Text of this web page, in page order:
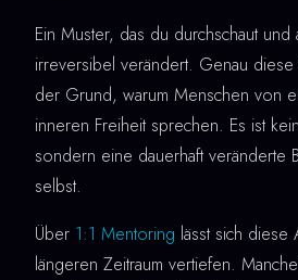
Ein Muster, das du durchschaut und
irreversibel verändert. Genau diese
der Grund, warum Menschen von
inneren Freiheit sprechen. Es ist
sondern eine dauerhaft veränderte
selbst.
Über 1:1 Mentoring lässt sich
längeren Zeitraum vertiefen.